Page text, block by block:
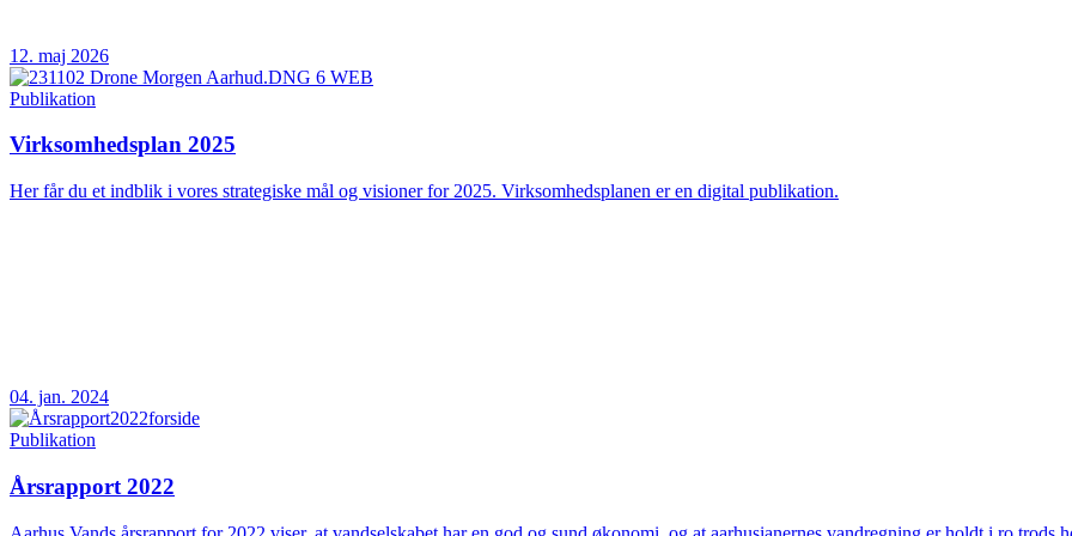
12. maj 2026
Publikation
Virksomhedsplan 2025
Her får du et indblik i vores strategiske mål og visioner for 2025. Virksomhedsplanen er en digital publikation.
04. jan. 2024
Publikation
Årsrapport 2022